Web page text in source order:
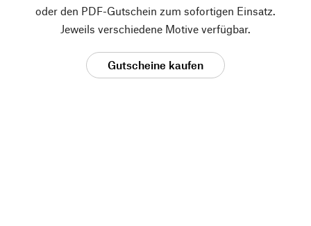
oder den PDF-Gutschein zum sofortigen Einsatz.
Jeweils verschiedene Motive verfügbar.
Gutscheine kaufen